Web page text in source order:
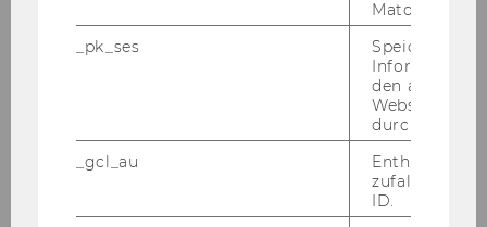
Basics des Energie- und
Stressmanagements (EN)
Matomo.
_pk_ses
Speicherung
den aktuellen
durch
_gcl_au
Enthält eine
ID.